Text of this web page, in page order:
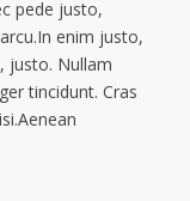
pede justo,
enim justo,
justo. Nullam
tincidunt. Cras